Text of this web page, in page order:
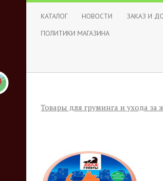
КАТАЛОГ НОВОСТИ ЗАКАЗ И
ПОЛИТИКИ МАГАЗИНА
Товары для груминга и ухода за